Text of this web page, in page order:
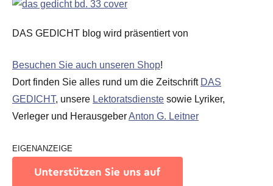
DAS GEDICHT blog wird präsentiert von
Besuchen Sie auch unseren Shop!
Dort finden Sie alles rund um die Zeitschrift DAS
GEDICHT, unsere Lektoratsdienste sowie Lyriker,
Verleger und HerausgeberAnton G. Leitner
EIGENANZEIGE